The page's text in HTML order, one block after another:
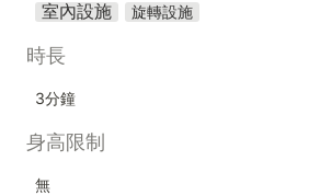
室內設施 旋轉設施
時長
3分鐘
身高限制
無